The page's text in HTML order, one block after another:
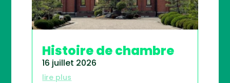
Histoire de chambre
16 juillet 2026
lire plus